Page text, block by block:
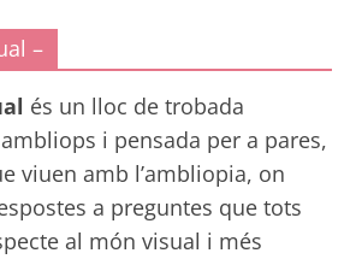
–
és un lloc de trobada
i pensada per a pares,
viuen amb l’ambliopia, on
a preguntes que tots
al món visual i més